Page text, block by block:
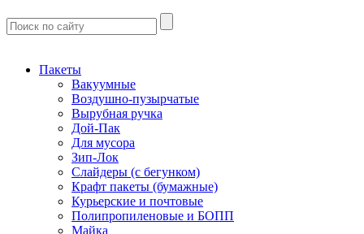
Пакеты
Вакуумные
Воздушно-пузырчатые
Вырубная ручка
Дой-Пак
Для мусора
Зип-Лок
Слайдеры (с бегунком)
Крафт пакеты (бумажные)
Курьерские и почтовые
Полипропиленовые и БОПП
Майка